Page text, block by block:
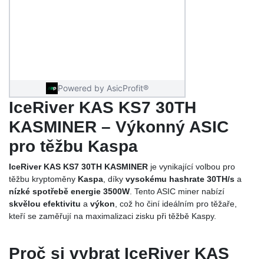
IceRiver KAS KS7 30TH
KASMINER – Výkonný ASIC
pro těžbu Kaspa
IceRiver KAS KS7 30TH KASMINER je vynikající volbou pro
těžbu kryptoměny Kaspa , díky vysokému hashrate 30TH/s a
nízké spotřebě energie 3500W . Tento ASIC miner nabízí
skvělou efektivitu a výkon , což ho činí ideálním pro těžaře,
kteří se zaměřují na maximalizaci zisku při těžbě Kaspy.
Proč si vybrat IceRiver KAS